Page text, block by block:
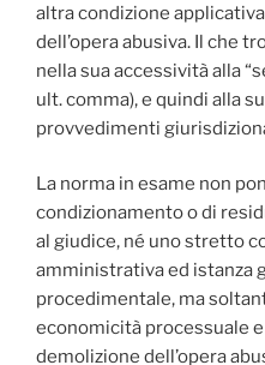
altra condizione
dell’opera abusiva. Il che
nella sua accessività alla
ult. comma), e quindi alla
provvedimenti
La norma in esame non
condizionamento o di
al giudice, né uno stretto
amministrativa ed istanza
procedimentale, ma
economicità processuale
demolizione dell’opera